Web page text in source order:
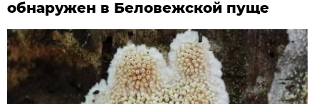
обнаружен в Беловежской пуще